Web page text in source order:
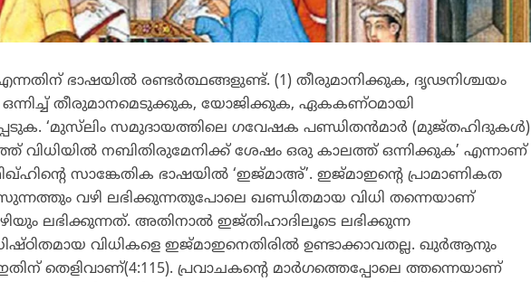
ഭാഷയില്‍ രണ്ടര്‍ത്ഥങ്ങളുണ്ട്. (1) തീരുമാനിക്കുക, ദൃഢനിശ്ചയം
ഒന്നിച്ച് തീരുമാനമെടുക്കുക, യോജിക്കുക, ഏകകണ്ഠമായി
‘മുസ്‌ലിം സമുദായത്തിലെ ഗവേഷക പണ്ഡിതന്‍മാര്‍ (മുജ്തഹിദുകള്‍)
വിധിയില്‍ നബിതിരുമേനിക്ക് ശേഷം ഒരു കാലത്ത് ഒന്നിക്കുക’ എന്നാണ്
സാങ്കേതിക ഭാഷയില്‍ ‘ഇജ്മാഅ്’. ഇജ്മാഇന്റെ പ്രാമാണികത
വഴി ലഭിക്കുന്നതുപോലെ ഖണ്ഡിതമായ വിധി തന്നെയാണ്
ലഭിക്കുന്നത്. അതിനാല്‍ ഇജ്തിഹാദിലൂടെ ലഭിക്കുന്ന
വിധികളെ ഇജ്മാഇനെതിരില്‍ ഉണ്ടാക്കാവതല്ല. ഖുര്‍ആനും
തെളിവാണ്(4:115). പ്രവാചകന്റെ മാര്‍ഗത്തെപ്പോലെ ത്തന്നെയാണ്